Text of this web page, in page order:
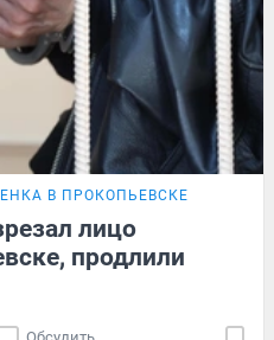
В ПРОКОПЬЕВСКЕ
лицо
продлили